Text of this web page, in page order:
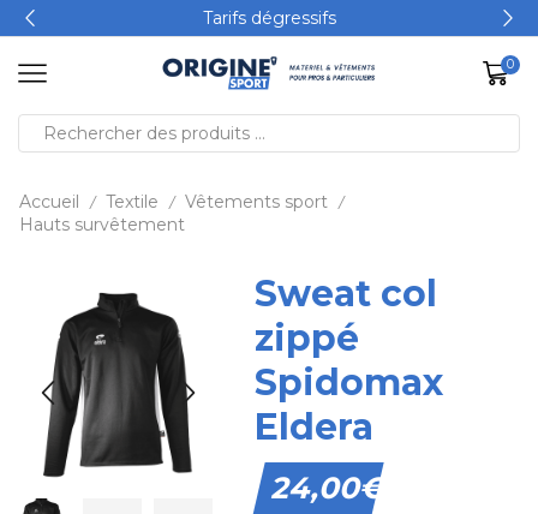
Tarifs dégressifs
0
Accueil / Textile / Vêtements sport /
Hauts survêtement
Sweat col
zippé
Spidomax
Eldera
24,00€